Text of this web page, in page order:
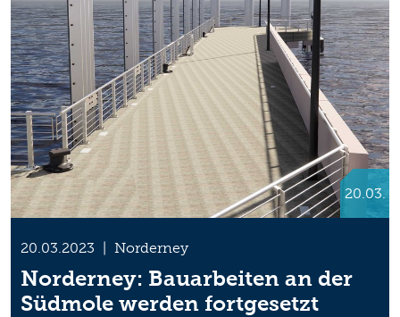
20.03.
20.03.2023 | Norderney
Norderney: Bauarbeiten an der
Südmole werden fortgesetzt